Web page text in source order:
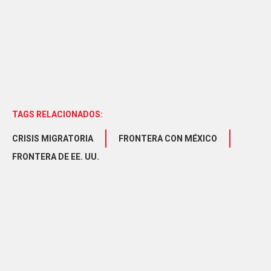
TAGS RELACIONADOS:
CRISIS MIGRATORIA
FRONTERA CON MÉXICO
FRONTERA DE EE. UU.